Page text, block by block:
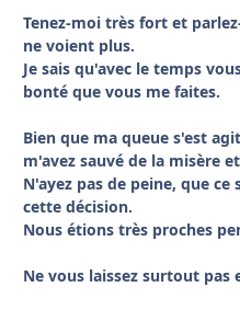
Tenez-moi très fort et
ne voient plus.
Je sais qu'avec le temps
bonté que vous me faites.
Bien que ma queue s'est
m'avez sauvé de la misère
N'ayez pas de peine, que
cette décision.
Nous étions très proches
Ne vous laissez surtout pas